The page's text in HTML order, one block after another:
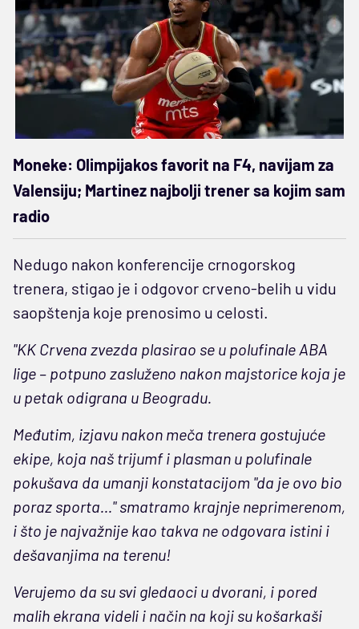
Moneke: Olimpijakos favorit na F4, navijam za
Valensiju; Martinez najbolji trener sa kojim sam
radio
Nedugo nakon konferencije crnogorskog
trenera, stigao je i odgovor crveno-belih u vidu
saopštenja koje prenosimo u celosti.
"KK Crvena zvezda plasirao se u polufinale ABA
lige – potpuno zasluženo nakon majstorice koja je
u petak odigrana u Beogradu.
Međutim, izjavu nakon meča trenera gostujuće
ekipe, koja naš trijumf i plasman u polufinale
pokušava da umanji konstatacijom "da je ovo bio
poraz sporta..." smatramo krajnje neprimerenom,
i što je najvažnije kao takva ne odgovara istini i
dešavanjima na terenu!
Verujemo da su svi gledaoci u dvorani, i pored
malih ekrana videli i način na koji su košarkaši